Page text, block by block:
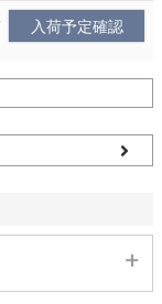
入荷予定確認
入荷予定確認